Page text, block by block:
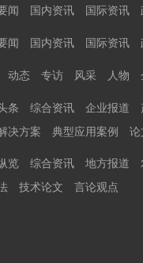
闻 国内资讯 国际资讯
闻 国内资讯 国际资讯
动态 专访 风采 人物
条 综合资讯 企业报道
决方案
典型应用案例 论
览 综合资讯 地方报道
技术论文 言论观点